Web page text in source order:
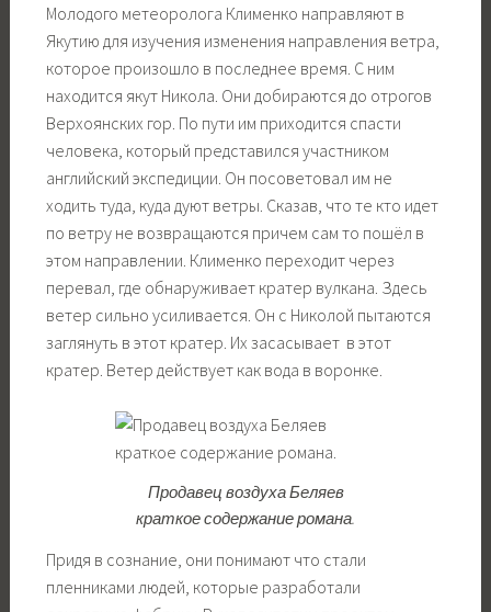
Молодого метеоролога Клименко направляют в
Якутию для изучения изменения направления ветра,
которое произошло в последнее время. С ним
находится якут Никола. Они добираются до отрогов
Верхоянских гор. По пути им приходится спасти
человека, который представился участником
английский экспедиции. Он посоветовал им не
ходить туда, куда дуют ветры. Сказав, что те кто идет
по ветру не возвращаются причем сам то пошёл в
этом направлении. Клименко переходит через
перевал, где обнаруживает кратер вулкана. Здесь
ветер сильно усиливается. Он с Николой пытаются
заглянуть в этот кратер. Их засасывает в этот
кратер. Ветер действует как вода в воронке.
Продавец воздуха Беляев
краткое содержание романа.
Придя в сознание, они понимают что стали
пленниками людей, которые разработали